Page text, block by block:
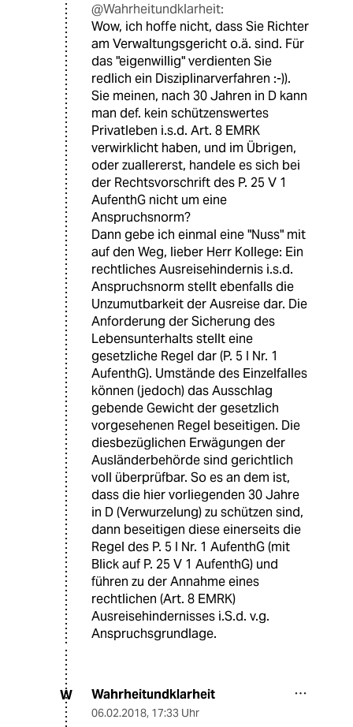
@Wahrheitundklarheit:
Wow, ich hoffe nicht, dass Sie Richter
am Verwaltungsgericht o.ä. sind. Für
das "eigenwillig" verdienten Sie
redlich ein Disziplinarverfahren :-)).
Sie meinen, nach 30 Jahren in D kann
man def. kein schützenswertes
Privatleben i.s.d. Art. 8 EMRK
verwirklicht haben, und im Übrigen,
oder zuallererst, handele es sich bei
der Rechtsvorschrift des P. 25 V 1
AufenthG nicht um eine
Anspruchsnorm?
Dann gebe ich einmal eine "Nuss" mit
auf den Weg, lieber Herr Kollege: Ein
rechtliches Ausreisehindernis i.s.d.
Anspruchsnorm stellt ebenfalls die
Unzumutbarkeit der Ausreise dar. Die
Anforderung der Sicherung des
Lebensunterhalts stellt eine
gesetzliche Regel dar (P. 5 I Nr. 1
AufenthG). Umstände des Einzelfalles
können (jedoch) das Ausschlag
gebende Gewicht der gesetzlich
vorgesehenen Regel beseitigen. Die
diesbezüglichen Erwägungen der
Ausländerbehörde sind gerichtlich
voll überprüfbar. So es an dem ist,
dass die hier vorliegenden 30 Jahre
in D (Verwurzelung) zu schützen sind,
dann beseitigen diese einerseits die
Regel des P. 5 I Nr. 1 AufenthG (mit
Blick auf P. 25 V 1 AufenthG) und
führen zu der Annahme eines
rechtlichen (Art. 8 EMRK)
Ausreisehindernisses i.S.d. v.g.
Anspruchsgrundlage.
W Wahrheitundklarheit
06.02.2018, 17:33 Uhr